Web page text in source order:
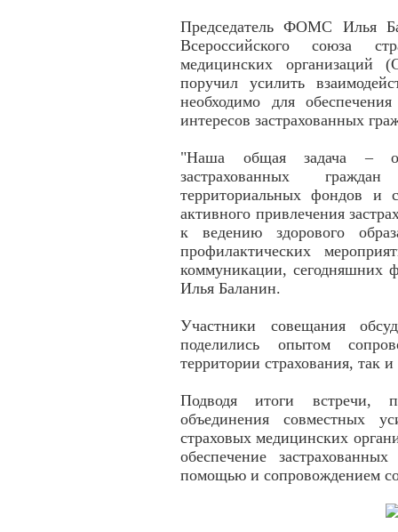
Председатель ФОМС Илья
Всероссийского союза
медицинских
поручил усилить
необходимо для
интересов застрахованных
"Наша общая задача –
застрахованных
территориальных фондов и
активного привлечения
к ведению здорового
профилактических
коммуникации, сегодняшних
Илья Баланин.
Участники совещания
поделились опытом
территории страхования, так
Подводя итоги встречи,
объединения совместных
страховых медицинских
обеспечение
помощью и сопровождением